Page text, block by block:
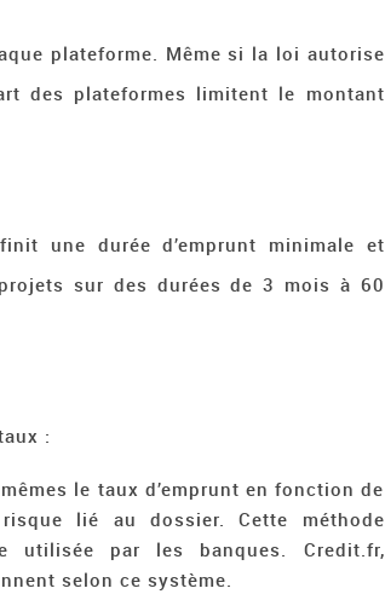
plateforme. Même si la loi autorise
des plateformes limitent le montant
une durée d’emprunt minimale et
sur des durées de 3 mois à 60
:
le taux d’emprunt en fonction de
lié au dossier. Cette méthode
utilisée par les banques. Credit.fr,
selon ce système.